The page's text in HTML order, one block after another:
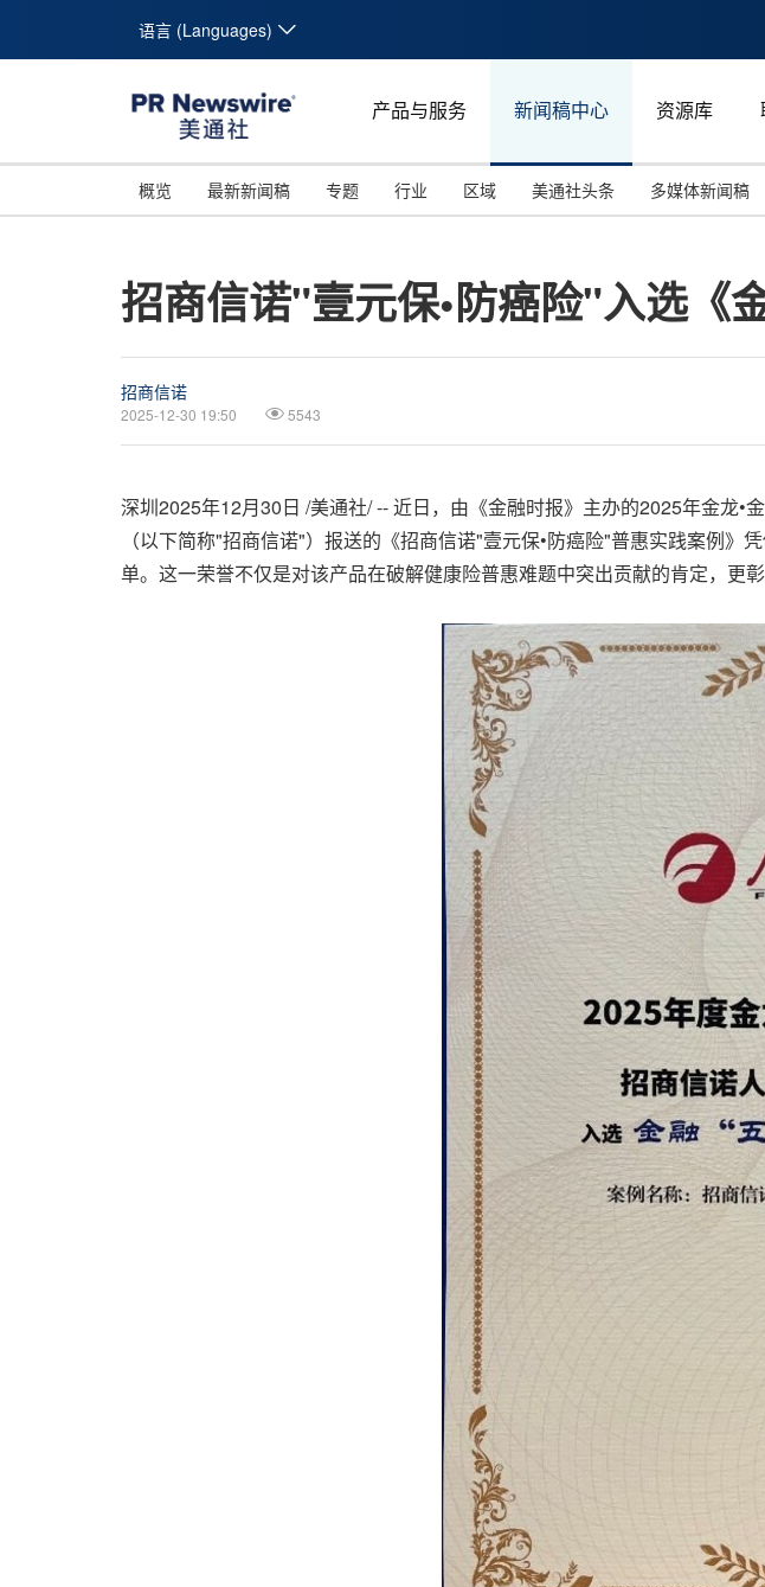
语言 (Languages)
产品与服务 新闻稿中心 资源库
概览 最新新闻稿 专题 行业 区域 美通社头条 多媒体新闻稿
招商信诺"壹元保•防癌险"入选《
招商信诺
2025-12-30 19:50 5543
深圳2025年12月30日 /美通社/ -- 近日，由《金融时报》主办的2025年金龙•
（以下简称"招商信诺"）报送的《招商信诺"壹元保•防癌险"普惠实践案例
单。这一荣誉不仅是对该产品在破解健康险普惠难题中突出贡献的肯定，更